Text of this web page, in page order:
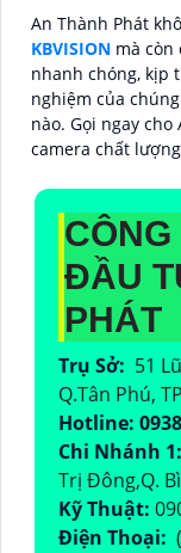
An Thành Phát
KBVISION mà còn
nhanh chóng, kịp
nghiệm của
nào. Gọi ngay
camera chất
ĐẦU
PHÁT
Trụ Sở: 51
Q.Tân Phú,
Hotline:
Chi Nhánh 1:
Trị Đông,Q.
Kỹ Thuật:
Điện Thoại: